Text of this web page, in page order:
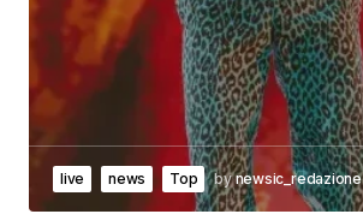
live news Top bynewsic_redazione